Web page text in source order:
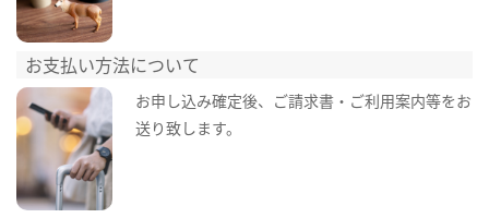
お支払い方法について
お申し込み確定後、ご請求書・ご利用案内等をお
送り致します。